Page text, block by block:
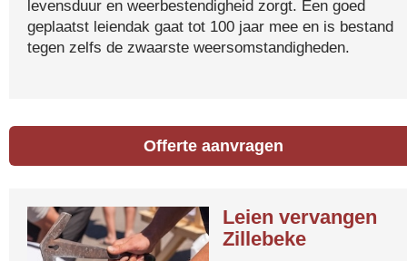
levensduur en weerbestendigheid zorgt. Een goed
geplaatst leiendak gaat tot 100 jaar mee en is bestand
tegen zelfs de zwaarste weersomstandigheden.
Offerte aanvragen
Leien vervangen
Zillebeke